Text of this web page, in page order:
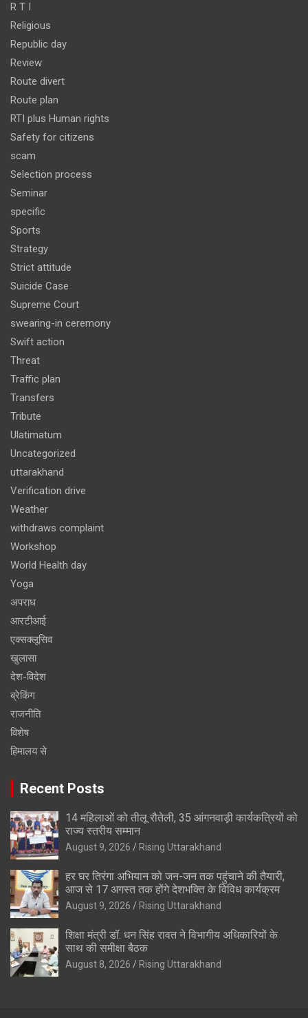
R T I
Religious
Republic day
Review
Route divert
Route plan
RTI plus Human rights
Safety for citizens
scam
Selection process
Seminar
specific
Sports
Strategy
Strict attitude
Suicide Case
Supreme Court
swearing-in ceremony
Swift action
Threat
Traffic plan
Transfers
Tribute
Ulatimatum
Uncategorized
uttarakhand
Verification drive
Weather
withdraws complaint
Workshop
World Health day
Yoga
अपराध
आरटीआई
एक्सक्लूसिव
खुलासा
देश-विदेश
ब्रेकिंग
राजनीति
विशेष
हिमालय से
Recent Posts
14 महिलाओं को तीलू रौतेली, 35 आंगनवाड़ी कार्यकत्रियों को
राज्य स्तरीय सम्मान
August 9, 2026 Rising Uttarakhand
हर घर तिरंगा अभियान को जन-जन तक पहुंचाने की तैयारी,
आज से 17 अगस्त तक होंगे देशभक्ति के विविध कार्यक्रम
August 9, 2026 Rising Uttarakhand
शिक्षा मंत्री डॉ. धन सिंह रावत ने विभागीय अधिकारियों के
साथ की समीक्षा बैठक
August 8, 2026 Rising Uttarakhand